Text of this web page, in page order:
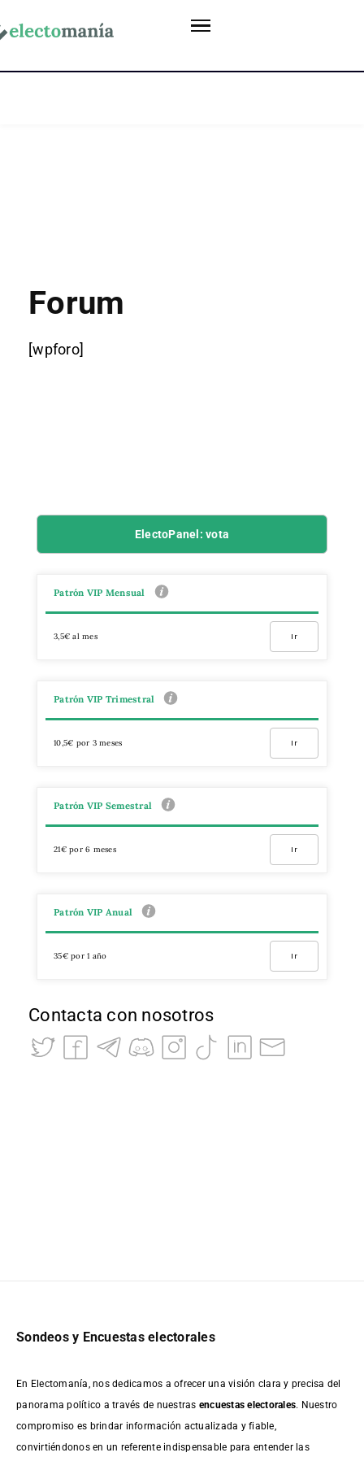
Forum
[wpforo]
ElectoPanel: vota
Patrón VIP Mensual
3,5€ al mes Ir
Patrón VIP Trimestral
10,5€ por 3 meses Ir
Patrón VIP Semestral
21€ por 6 meses Ir
Patrón VIP Anual
35€ por 1 año Ir
Contacta con nosotros
Sondeos y Encuestas electorales
En Electomanía, nos dedicamos a ofrecer una visión clara y precisa del
panorama político a través de nuestras encuestas electorales. Nuestro
compromiso es brindar información actualizada y fiable,
convirtiéndonos en un referente indispensable para entender las